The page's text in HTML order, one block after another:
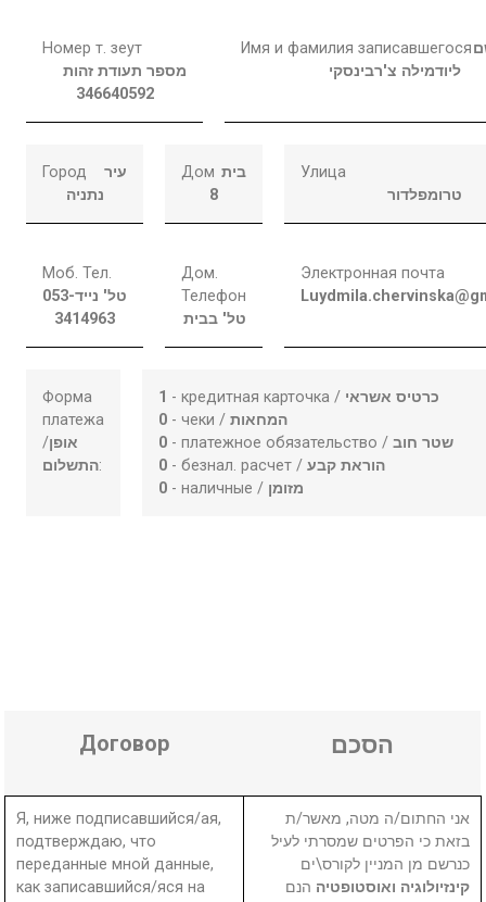
Номер т. зеут
מספר תעודת זהות
346640592
Имя и фамилия записавшегося
ליודמילה צ'רבינסקי
Город
עיר
נתניה
Дом בית
8
Улица
טרומפלדור
Моб. Тел.
טל' נייד053-
3414963
Дом.
Телефон
טל' בבית
Электронная почта
Форма
платежа
/אופן
התשלום:
1 - кредитная карточка / כרטיס אשראי
0 - чеки /המחאות
0 - платежное обязательство /שטר חוב
0 - безнал. расчет /הוראת קבע
0 - наличные / מזומן
Договор הסכם
Я, ниже подписавшийся/ая,
подтверждаю, что
переданные мной данные,
как записавшийся/яся на
אני החתום/ה מטה, מאשר/ת
בזאת כי הפרטים שמסרתי לעיל
כנרשם מן המניין לקורס\ים
קינזיולוגיה ואוסטופטיה הנם